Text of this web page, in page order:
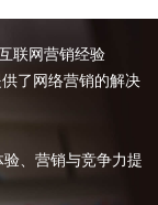
联网营销经验
了网络营销的解决
、营销与竞争力提